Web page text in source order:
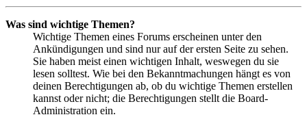
Was sind wichtige Themen?
Wichtige Themen eines Forums erscheinen unter den
Ankündigungen und sind nur auf der ersten Seite zu sehen.
Sie haben meist einen wichtigen Inhalt, weswegen du sie
lesen solltest. Wie bei den Bekanntmachungen hängt es von
deinen Berechtigungen ab, ob du wichtige Themen erstellen
kannst oder nicht; die Berechtigungen stellt die Board-
Administration ein.